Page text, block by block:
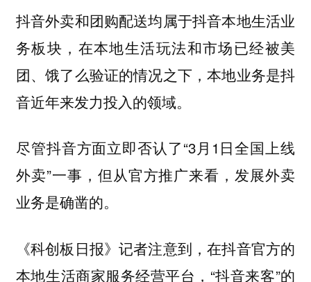
抖音外卖和团购配送均属于抖音本地生活业
务板块，在本地生活玩法和市场已经被美
团、饿了么验证的情况之下，本地业务是抖
音近年来发力投入的领域。
尽管抖音方面立即否认了“3月1日全国上线
外卖”一事，但从官方推广来看，发展外卖
业务是确凿的。
《科创板日报》记者注意到，在抖音官方的
本地生活商家服务经营平台，“抖音来客”的